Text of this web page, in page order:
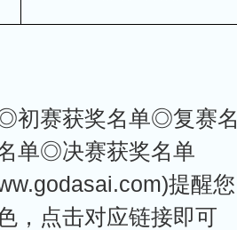
初赛获奖名单◎复赛
单◎决赛获奖名单
提醒
，点击对应链接即可